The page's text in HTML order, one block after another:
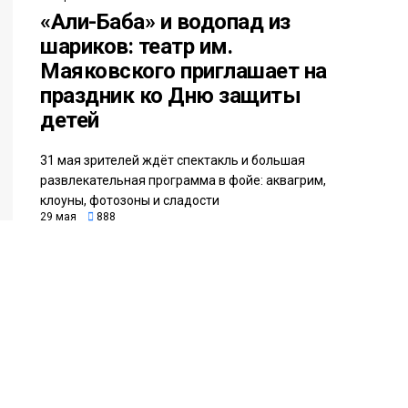
«Али-Баба» и водопад из
шариков: театр им.
Маяковского приглашает на
праздник ко Дню защиты
детей
31 мая зрителей ждёт спектакль и большая
развлекательная программа в фойе: аквагрим,
клоуны, фотозоны и сладости
29 мая 888